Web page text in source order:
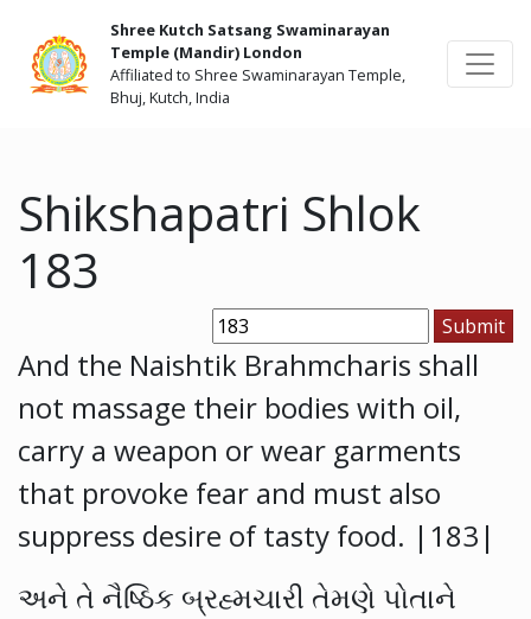
Shree Kutch Satsang Swaminarayan
Temple (Mandir) London
Affiliated to Shree Swaminarayan Temple,
Bhuj, Kutch, India
Shikshapatri Shlok
183
And the Naishtik Brahmcharis shall
not massage their bodies with oil,
carry a weapon or wear garments
that provoke fear and must also
suppress desire of tasty food. |183|
અને તે નૈષ્ઠિક બ્રહ્મચારી તેમણે પોતાને